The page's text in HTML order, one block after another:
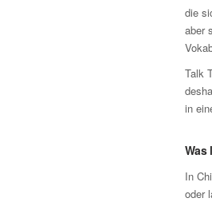
die
aber
Talk
in
Was
In
oder